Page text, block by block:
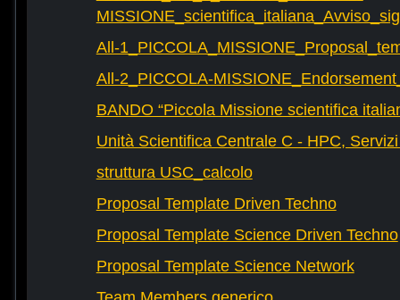
All-
All-2_PICCOLA-
BANDO “Piccola Missione scientifica
Unità Scientifica Centrale C - HPC,
struttura USC_calcolo
Proposal Template Driven Techno
Proposal Template Science Driven Techno
Proposal Template Science Network